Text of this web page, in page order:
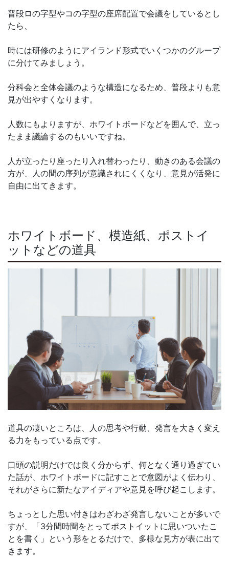
普段ロの字型やコの字型の座席配置で会議をしているとし
たら、
時には研修のようにアイランド形式でいくつかのグループ
に分けてみましょう。
分科会と全体会議のような構造になるため、普段よりも意
見が出やすくなります。
人数にもよりますが、ホワイトボードなどを囲んで、立っ
たまま議論するのもいいですね。
人が立ったり座ったり入れ替わったり、動きのある会議の
方が、人の間の序列が意識されにくくなり、意見が活発に
自由に出てきます。
ホワイトボード、模造紙、ポストイ
ットなどの道具
道具の凄いところは、人の思考や行動、発言を大きく変え
る力をもっている点です。
口頭の説明だけでは良く分からず、何となく通り過ぎてい
た話が、ホワイトボードに記すことで意図がよく伝わり、
それがさらに新たなアイディアや意見を呼び起こします。
ちょっとした思い付きはわざわざ発言しないことが多いで
すが、「3分間時間をとってポストイットに思いついたこ
とを書く」という形をとるだけで、多様な見方が表に出て
きます。